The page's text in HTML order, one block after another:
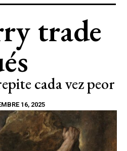
trade
cada vez peor
16, 2025